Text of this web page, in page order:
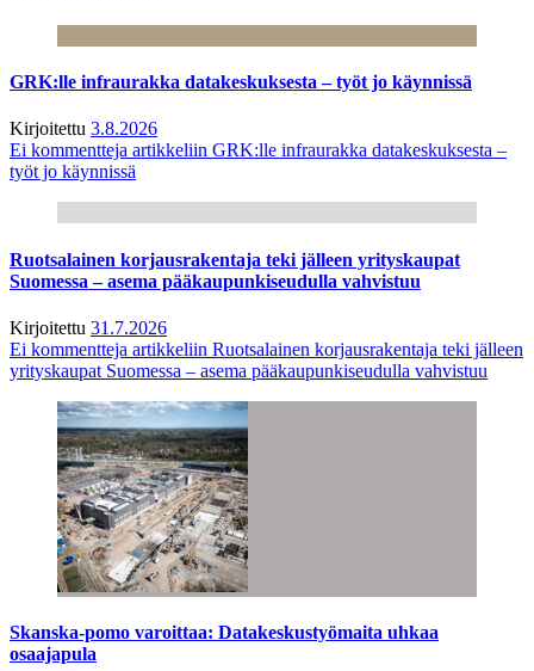
GRK:lle infraurakka datakeskuksesta – työt jo käynnissä
Kirjoitettu 3.8.2026
Ei kommentteja artikkeliin GRK:lle infraurakka datakeskuksesta –
työt jo käynnissä
Ruotsalainen korjausrakentaja teki jälleen yrityskaupat
Suomessa – asema pääkaupunkiseudulla vahvistuu
Kirjoitettu 31.7.2026
Ei kommentteja artikkeliin Ruotsalainen korjausrakentaja teki jälleen
yrityskaupat Suomessa – asema pääkaupunkiseudulla vahvistuu
Skanska-pomo varoittaa: Datakeskustyömaita uhkaa
osaajapula